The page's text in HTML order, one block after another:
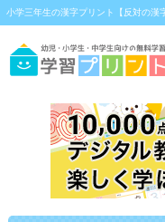
小学三年生の漢字プリント【反対の漢